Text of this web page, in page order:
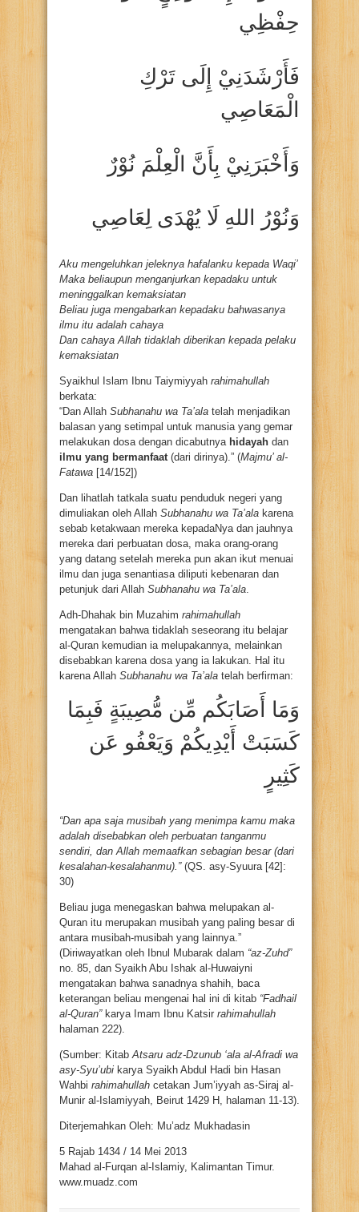
حِفْظِي
فَأَرْشَدَنِيْ إِلَى تَرْكِ
الْمَعَاصِي
وَأَخْبَرَنِيْ بِأَنَّ الْعِلْمَ نُوْرٌ
وَنُوْرُ اللهِ لَا يُهْدَى لِعَاصِي
Aku mengeluhkan jeleknya hafalanku kepada Waqi’
Maka beliaupun menganjurkan kepadaku untuk
meninggalkan kemaksiatan
Beliau juga mengabarkan kepadaku bahwasanya
ilmu itu adalah cahaya
Dan cahaya Allah tidaklah diberikan kepada pelaku
kemaksiatan
Syaikhul Islam Ibnu Taiymiyyah rahimahullah
berkata:
“Dan Allah Subhanahu wa Ta’ala telah menjadikan
balasan yang setimpal untuk manusia yang gemar
melakukan dosa dengan dicabutnya hidayah dan
ilmu yang bermanfaat (dari dirinya).” (Majmu’ al-
Fatawa [14/152])
Dan lihatlah tatkala suatu penduduk negeri yang
dimuliakan oleh Allah Subhanahu wa Ta’ala karena
sebab ketakwaan mereka kepadaNya dan jauhnya
mereka dari perbuatan dosa, maka orang-orang
yang datang setelah mereka pun akan ikut menuai
ilmu dan juga senantiasa diliputi kebenaran dan
petunjuk dari Allah Subhanahu wa Ta’ala
Adh-Dhahak bin Muzahim rahimahullah
mengatakan bahwa tidaklah seseorang itu belajar
al-Quran kemudian ia melupakannya, melainkan
disebabkan karena dosa yang ia lakukan. Hal itu
karena Allah Subhanahu wa Ta’ala telah berfirman:
وَمَا أَصَابَكُم مِّن مُّصِيبَةٍ فَبِمَا
كَسَبَتْ أَيْدِيكُمْ وَيَعْفُو عَن
كَثِيرٍ
“Dan apa saja musibah yang menimpa kamu maka
adalah disebabkan oleh perbuatan tanganmu
sendiri, dan Allah memaafkan sebagian besar (dari
kesalahan-kesalahanmu).”(QS. asy-Syuura [42]:
30)
Beliau juga menegaskan bahwa melupakan al-
Quran itu merupakan musibah yang paling besar di
antara musibah-musibah yang lainnya.”
(Diriwayatkan oleh Ibnul Mubarak dalam “az-Zuhd”
no. 85, dan Syaikh Abu Ishak al-Huwaiyni
mengatakan bahwa sanadnya shahih, baca
keterangan beliau mengenai hal ini di kitab “Fadhail
al-Quran”karya Imam Ibnu Katsir rahimahullah
halaman 222).
(Sumber: KitabAtsaru adz-Dzunub ‘ala al-Afradi wa
asy-Syu’ubi karya Syaikh Abdul Hadi bin Hasan
Wahbi rahimahullah cetakan Jum’iyyah as-Siraj al-
Munir al-Islamiyyah, Beirut 1429 H, halaman 11-13).
Diterjemahkan Oleh: Mu’adz Mukhadasin
5 Rajab 1434 / 14 Mei 2013
Mahad al-Furqan al-Islamiy, Kalimantan Timur.
www.muadz.com